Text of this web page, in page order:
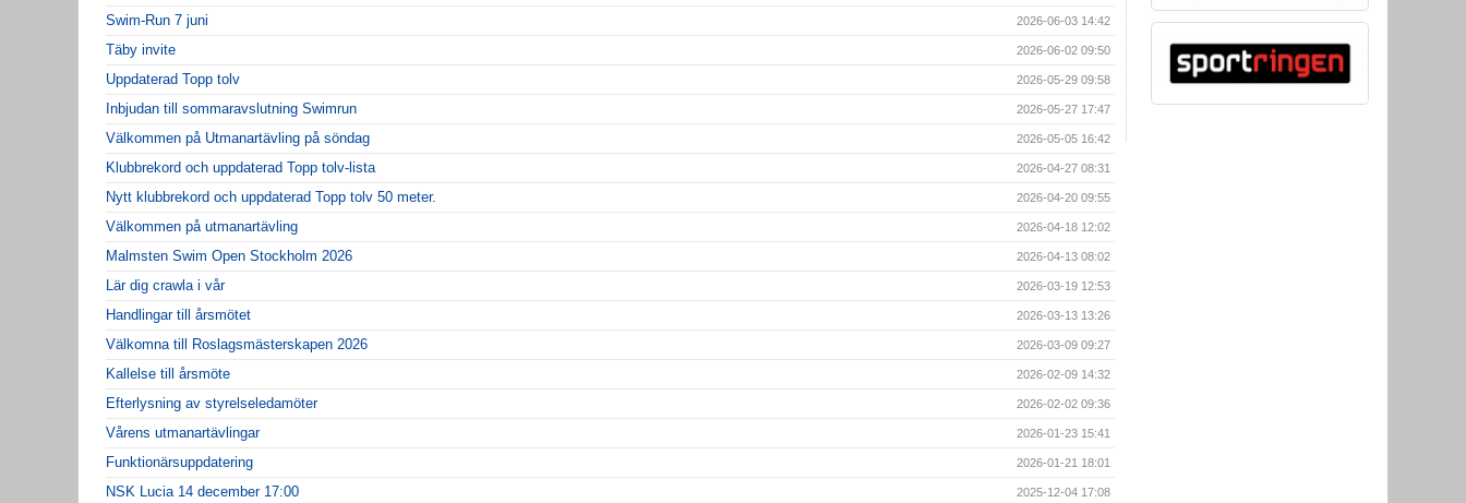
Swim-Run 7 juni 2026-06-03 14:42
Täby invite 2026-06-02 09:50
Uppdaterad Topp tolv 2026-05-29 09:58
Inbjudan till sommaravslutning Swimrun 2026-05-27 17:47
Välkommen på Utmanartävling på söndag 2026-05-05 16:42
Klubbrekord och uppdaterad Topp tolv-lista 2026-04-27 08:31
Nytt klubbrekord och uppdaterad Topp tolv 50 meter. 2026-04-20 09:55
Välkommen på utmanartävling 2026-04-18 12:02
Malmsten Swim Open Stockholm 2026 2026-04-13 08:02
Lär dig crawla i vår 2026-03-19 12:53
Handlingar till årsmötet 2026-03-13 13:26
Välkomna till Roslagsmästerskapen 2026 2026-03-09 09:27
Kallelse till årsmöte 2026-02-09 14:32
Efterlysning av styrelseledamöter 2026-02-02 09:36
Vårens utmanartävlingar 2026-01-23 15:41
Funktionärsuppdatering 2026-01-21 18:01
NSK Lucia 14 december 17:00 2025-12-04 17:08